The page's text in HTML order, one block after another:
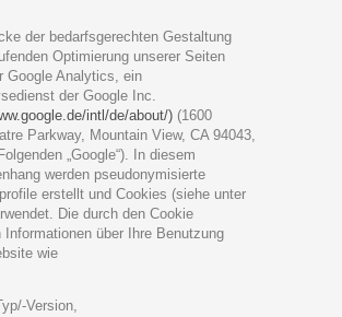
der bedarfsgerechten Gestaltung
Optimierung unserer Seiten
Google Analytics, ein
der Google Inc.
intl/de/about/) (1600
Parkway, Mountain View, CA 94043,
„Google“). In diesem
werden pseudonymisierte
erstellt und Cookies (siehe unter
Die durch den Cookie
Informationen über Ihre Benutzung
wie
Version,